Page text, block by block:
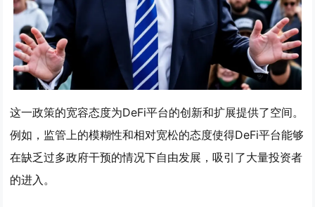
这一政策的宽容态度为DeFi平台的创新和扩展提供了空间。
例如，监管上的模糊性和相对宽松的态度使得DeFi平台能够
在缺乏过多政府干预的情况下自由发展，吸引了大量投资者
的进入。